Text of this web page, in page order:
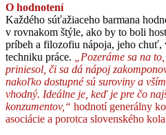
O hodnotení
Každého súťažiaceho barmana
v rovnakom štýle, ako by to boli
príbeh a filozofiu nápoja, jeho chuť,
techniku práce.
„Pozeráme sa na
priniesol, či sa dá nápoj
nakoľko dostupné sú suroviny a
vhodný. Ideálne je, keď je pre čo
konzumentov,“ hodnotí generálny
asociácie a porotca slovenského kola